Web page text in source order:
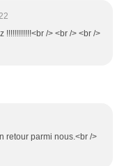
!!!!!!!!!!!!<br /> <br /> <br />
retour parmi nous.<br />